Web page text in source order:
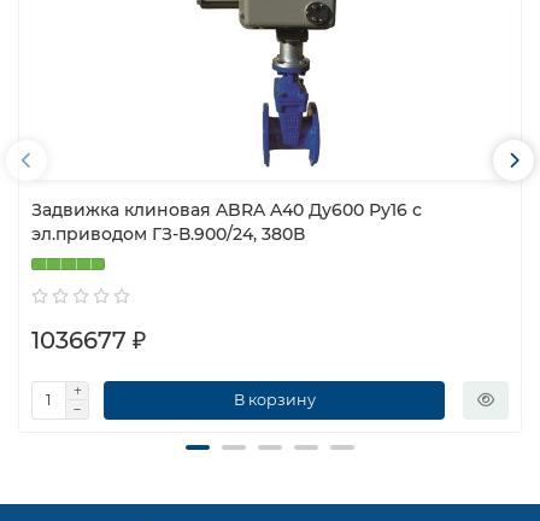
Задвижка клиновая ABRA A40 Ду600 Ру16 с
эл.приводом ГЗ-В.900/24, 380В
1036677 ₽
В корзину